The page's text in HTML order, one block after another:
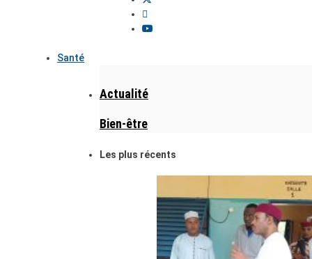
Santé
Actualité
Bien-être
Les plus récents